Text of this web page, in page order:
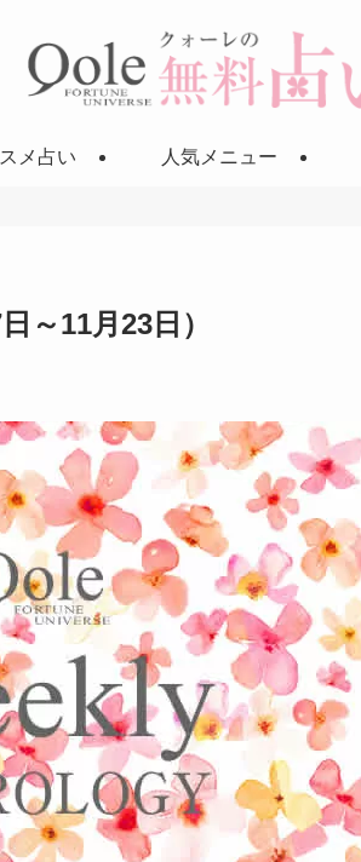
メ占い 人気メニュー
～11月23日）